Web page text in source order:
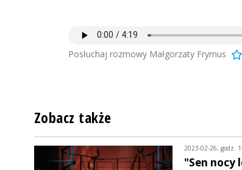
Posłuchaj rozmowy Małgorzaty Frymus
Zobacz także
2023-02-26, godz.
"Sen nocy